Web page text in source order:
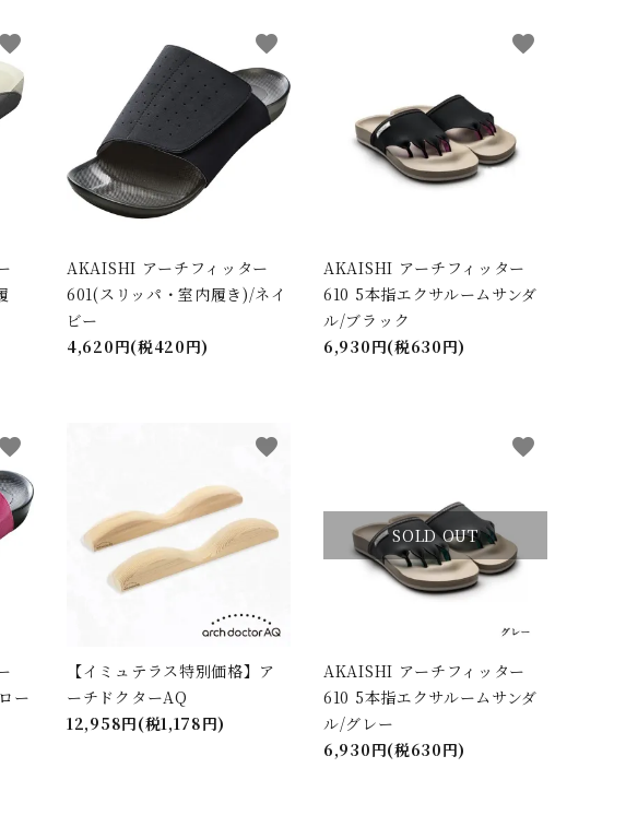
favorite
AKAISHI アーチフィッター
601(スリッパ・室内履き)/ネイ
ビー
4,620円(税420円)
favorite
AKAISHI アーチフィッター
610 5本指エクサルームサンダ
ル/ブラック
6,930円(税630円)
favorite
ー
favorite
【イミュテラス特別価格】ア
ーチドクターAQ
12,958円(税1,178円)
favorite
SOLD OUT
AKAISHI アーチフィッター
610 5本指エクサルームサンダ
ル/グレー
6,930円(税630円)
favorite